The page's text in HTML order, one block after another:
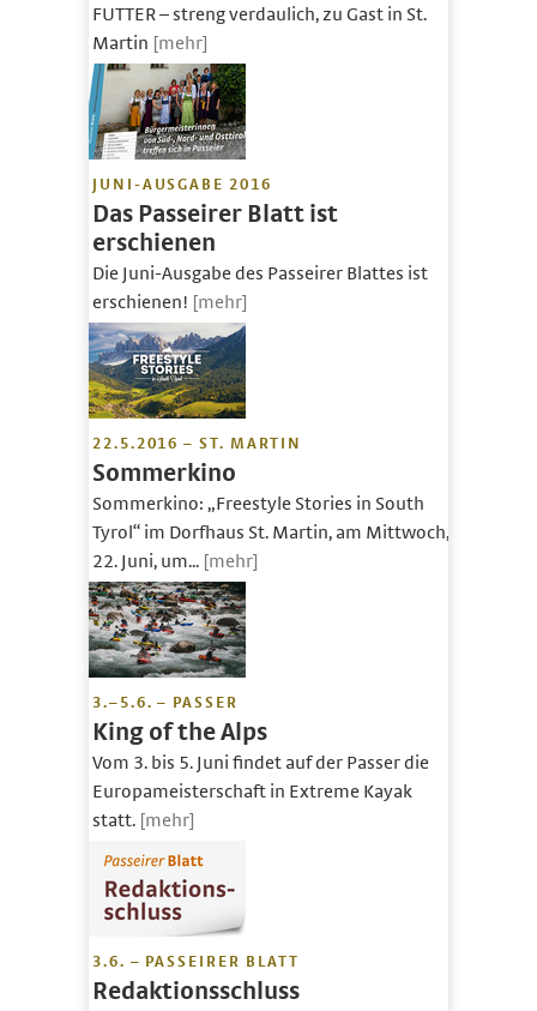
FUTTER – streng verdaulich, zu Gast in St.
Martin [mehr]
JUNI-AUSGABE 2016
Das Passeirer Blatt ist
erschienen
Die Juni-Ausgabe des Passeirer Blattes ist
erschienen! [mehr]
22.5.2016 – ST. MARTIN
Sommerkino
Sommerkino: „Freestyle Stories in South
Tyrol“ im Dorfhaus St. Martin, am Mittwoch,
22. Juni, um... [mehr]
3.–5.6. – PASSER
King of the Alps
Vom 3. bis 5. Juni findet auf der Passer die
Europameisterschaft in Extreme Kayak
statt. [mehr]
3.6. – PASSEIRER BLATT
Redaktionsschluss